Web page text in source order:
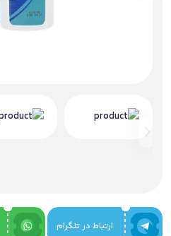
ارتباط در تلگرام